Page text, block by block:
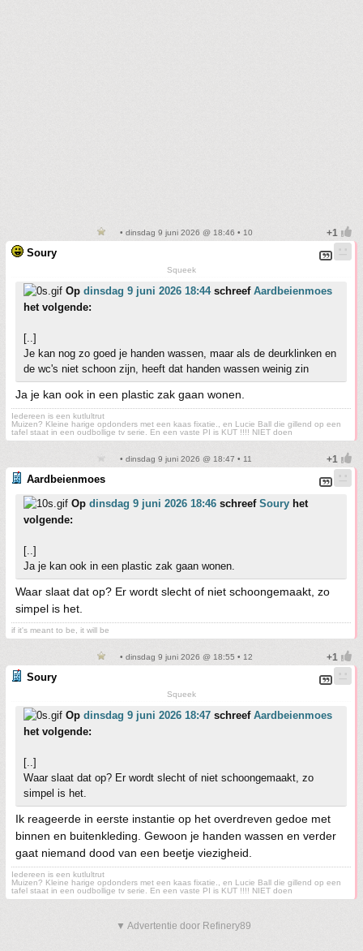
• dinsdag 9 juni 2026 @ 18:46 • 10
Soury
Squeek
Op dinsdag 9 juni 2026 18:44schreef Aardbeienmoes
het volgende:
[..]
Je kan nog zo goed je handen wassen, maar als de deurklinken en
de wc's niet schoon zijn, heeft dat handen wassen weinig zin
Ja je kan ook in een plastic zak gaan wonen.
Iedereen is een kutlultrut
Muizen? Kleine harige opdonders met een kaas fixatie., en Lucie Ball die gillend op een
tafel staat in een oudbollige tv serie. En een vaste PI is KUT !!!! NIET doen
• dinsdag 9 juni 2026 @ 18:47 • 11
Aardbeienmoes
Op dinsdag 9 juni 2026 18:46 schreef Soury het
volgende:
[..]
Ja je kan ook in een plastic zak gaan wonen.
Waar slaat dat op? Er wordt slecht of niet schoongemaakt, zo
simpel is het.
if it's meant to be, it will be
• dinsdag 9 juni 2026 @ 18:55 • 12
Soury
Squeek
Op dinsdag 9 juni 2026 18:47 schreef Aardbeienmoes
het volgende:
[..]
Waar slaat dat op? Er wordt slecht of niet schoongemaakt, zo
simpel is het.
Ik reageerde in eerste instantie op het overdreven gedoe met
binnen en buitenkleding. Gewoon je handen wassen en verder
gaat niemand dood van een beetje viezigheid.
Iedereen is een kutlultrut
Muizen? Kleine harige opdonders met een kaas fixatie., en Lucie Ball die gillend op een
tafel staat in een oudbollige tv serie. En een vaste PI is KUT !!!! NIET doen
▼ Advertentie door Refinery89